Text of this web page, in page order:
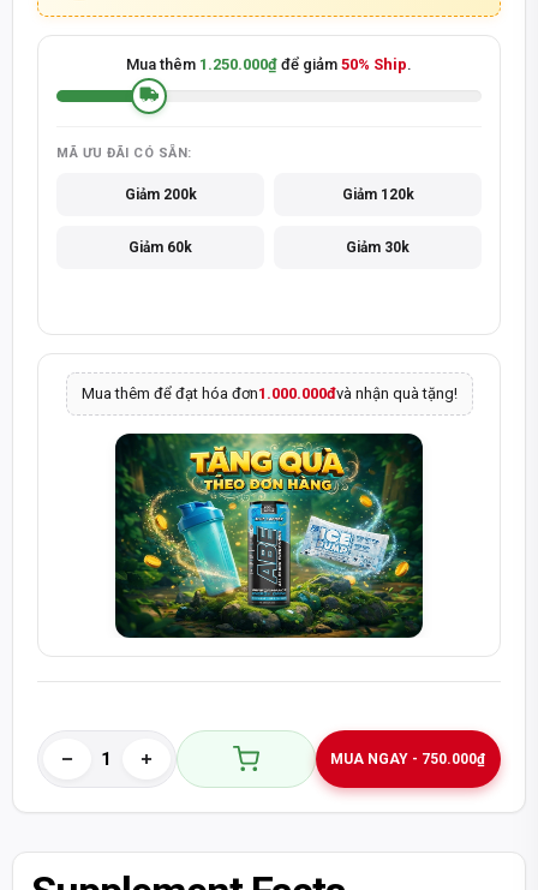
Mua thêm 1.250.000₫ để giảm 50% Ship.
MÃ ƯU ĐÃI CÓ SẴN:
Giảm 200k Giảm 120k
Giảm 60k Giảm 30k
Mua thêm để đạt hóa đơn1.000.000đvà nhận quà tặng!
MUA NGAY - 750.000₫